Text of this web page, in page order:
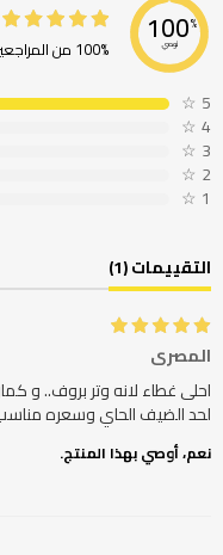
100%
نوصي 100% من المراجعين أوصوا بهذا المنتج
5
☆
4
☆
3
☆
2
☆
1
☆
التقييمات (1)
المصري
احلى غطاء لانه وتر بروف.. و
لحد الضيف الحاي وسعره
نعم، أوصي بهذا المنتج.